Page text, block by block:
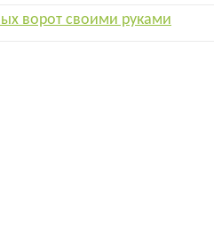
ворот своими руками